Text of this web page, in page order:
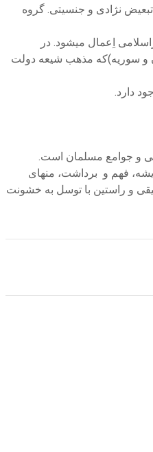
نژادی و جنسیتی. گروه
اِعمال میشود. در
و سوریه)که مذهب شیعه دولت
دارد.
و جوامع مسلمان است.
فهم و برداشت، منهای
و راستین با توسل به خشونت